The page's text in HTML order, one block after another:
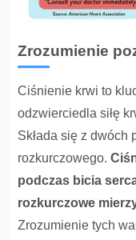
Zrozumienie
Ciśnienie krwi to
odzwierciedla siłę
Składa się z dwóch
rozkurczowego.
podczas bicia
rozkurczowe
Zrozumienie tych